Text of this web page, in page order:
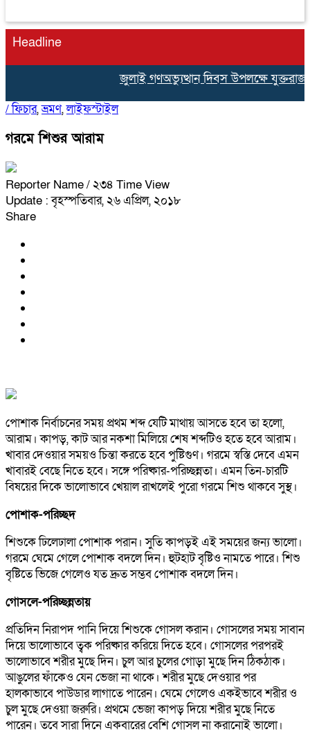
Headline
জুলাই গণঅভ্যুত্থান দিবস উপলক্ষে
/ফিচার,ভ্রমণ,লাইফস্টাইল
গরমে শিশুর আরাম
Reporter Name/ ২৩৪ Time View
Update : বৃহস্পতিবার, ২৬ এপ্রিল, ২০১৮
Share
পোশাক নির্বাচনের সময় প্রথম শব্দ যেটি মাথায় আসতে হবে তা হলো,
আরাম। কাপড়, কাট আর নকশা মিলিয়ে শেষ শব্দটিও হতে হবে আরাম।
খাবার দেওয়ার সময়ও চিন্তা করতে হবে পুষ্টিগুণ। গরমে স্বস্তি দেবে এমন
খাবারই বেছে নিতে হবে। সঙ্গে পরিষ্কার-পরিচ্ছন্নতা। এমন তিন-চারটি
বিষয়ের দিকে ভালোভাবে খেয়াল রাখলেই পুরো গরমে শিশু থাকবে সুস্থ।
পোশাক-পরিচ্ছদ
শিশুকে ঢিলেঢালা পোশাক পরান। সুতি কাপড়ই এই সময়ের জন্য ভালো।
গরমে ঘেমে গেলে পোশাক বদলে দিন। হুটহাট বৃষ্টিও নামতে পারে। শিশু
বৃষ্টিতে ভিজে গেলেও যত দ্রুত সম্ভব পোশাক বদলে দিন।
গোসলে-পরিচ্ছন্নতায়
প্রতিদিন নিরাপদ পানি দিয়ে শিশুকে গোসল করান। গোসলের সময় সাবান
দিয়ে ভালোভাবে ত্বক পরিষ্কার করিয়ে দিতে হবে। গোসলের পরপরই
ভালোভাবে শরীর মুছে দিন। চুল আর চুলের গোড়া মুছে দিন ঠিকঠাক।
আঙুলের ফাঁকেও যেন ভেজা না থাকে। শরীর মুছে দেওয়ার পর
হালকাভাবে পাউডার লাগাতে পারেন। ঘেমে গেলেও একইভাবে শরীর ও
চুল মুছে দেওয়া জরুরি। প্রথমে ভেজা কাপড় দিয়ে শরীর মুছে নিতে
পারেন। তবে সারা দিনে একবারের বেশি গোসল না করানোই ভালো।